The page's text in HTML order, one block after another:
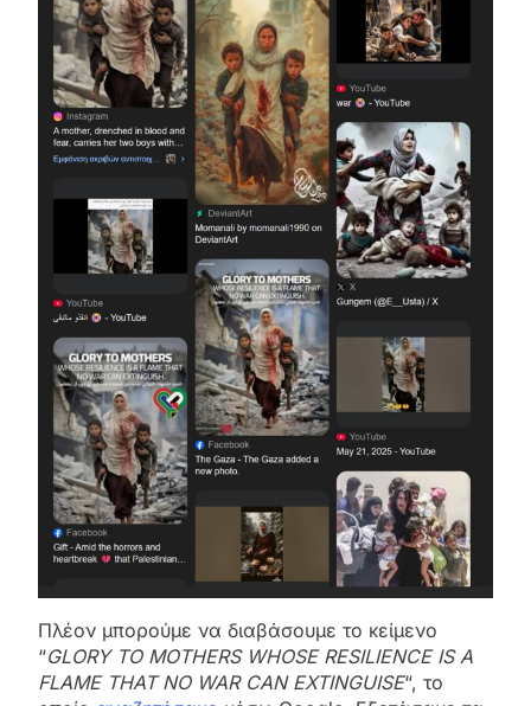
Πλέον μπορούμε να διαβάσουμε το κείμενο
“GLORY TO MOTHERS WHOSE RESILIENCE IS A
FLAME THAT NO WAR CAN EXTINGUISE“, το